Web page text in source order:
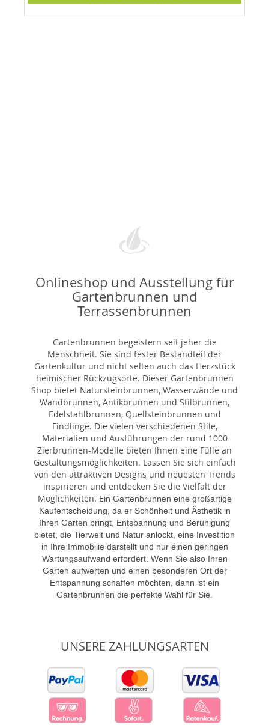
Onlineshop und Ausstellung für
Gartenbrunnen und
Terrassenbrunnen
Gartenbrunnen begeistern seit jeher die
Menschheit. Sie sind fester Bestandteil der
Gartenkultur und nicht selten auch das Herzstück
heimischer Rückzugsorte. Dieser Gartenbrunnen
Shop bietet Natursteinbrunnen, Wasserwände und
Wandbrunnen, Antikbrunnen und Stilbrunnen,
Edelstahlbrunnen, Quellsteinbrunnen und
Findlinge. Die vielen verschiedenen Stile,
Materialien und Ausführungen der rund 1000
Zierbrunnen-Modelle bieten Ihnen eine Fülle an
Gestaltungsmöglichkeiten. Lassen Sie sich einfach
von den attraktiven Designs und neuesten Trends
inspirieren und entdecken Sie die Vielfalt der
Möglichkeiten. Ein Gartenbrunnen eine großartige
Kaufentscheidung, da er Schönheit und Ästhetik in
Ihren Garten bringt, Entspannung und Beruhigung
bietet, die Tierwelt und Natur anlockt, eine Investition
in Ihre Immobilie darstellt und nur einen geringen
Wartungsaufwand erfordert. Wenn Sie also Ihren
Garten aufwerten und einen besonderen Ort der
Entspannung schaffen möchten, dann ist ein
Gartenbrunnen die perfekte Wahl für Sie.
UNSERE ZAHLUNGSARTEN